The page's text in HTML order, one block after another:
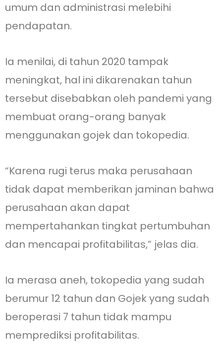
umum dan administrasi melebihi
pendapatan.
Ia menilai, di tahun 2020 tampak
meningkat, hal ini dikarenakan tahun
tersebut disebabkan oleh pandemi yang
membuat orang-orang banyak
menggunakan gojek dan tokopedia.
“Karena rugi terus maka perusahaan
tidak dapat memberikan jaminan bahwa
perusahaan akan dapat
mempertahankan tingkat pertumbuhan
dan mencapai profitabilitas,” jelas dia.
Ia merasa aneh, tokopedia yang sudah
berumur 12 tahun dan Gojek yang sudah
beroperasi 7 tahun tidak mampu
memprediksi profitabilitas.